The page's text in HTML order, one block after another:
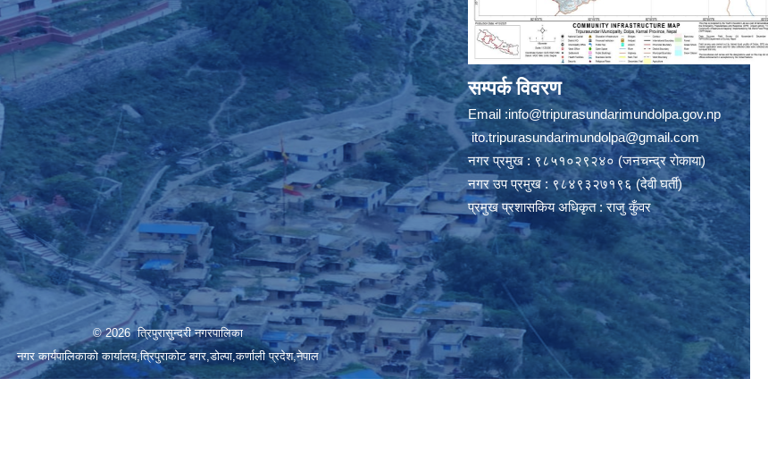
सम्पर्क विवरण
Email :info@tripurasundarimundolpa.gov.np
ito.tripurasundarimundolpa@gmail.com
नगर प्रमुख : ९८५१०२९२४० (जनचन्द्र रोकाया)
नगर उप प्रमुख : ९८४९३२७१९६ (देवी घर्ती)
प्रमुख प्रशासकिय अधिकृत : राजु कुँवर
© 2026 त्रिपुरासुन्दरी नगरपालिका
नगर कार्यपालिकाको कार्यालय,त्रिपुराकोट बगर,डोल्पा,कर्णाली प्रदेश,नेपाल